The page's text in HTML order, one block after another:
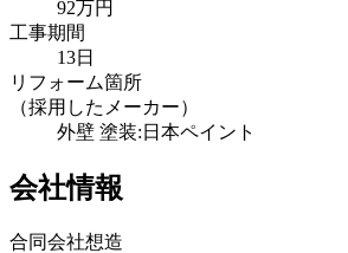
92万円
工事期間
13日
リフォーム箇所
（採用したメーカー）
外壁 塗装:日本ペイント
会社情報
合同会社想造